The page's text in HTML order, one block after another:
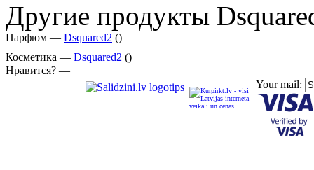
Другие продукты
Парфюм — Dsquared2 ()
Косметика — Dsquared2 ()
Нравится? —
Your mail: